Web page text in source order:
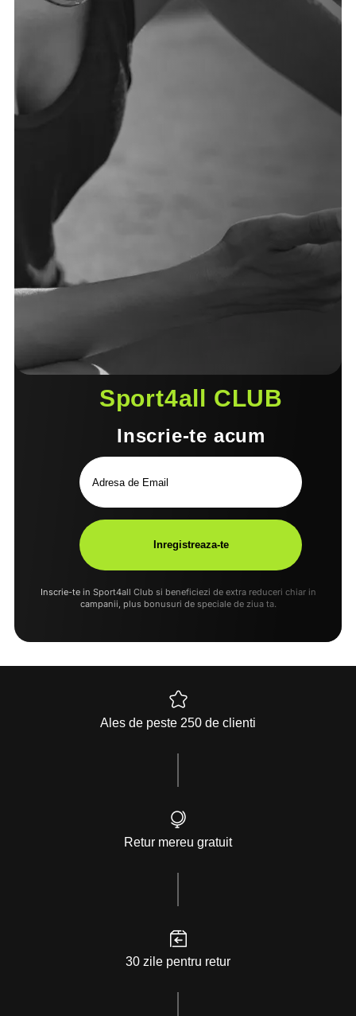
Sport4all CLUB
Inscrie-te acum
Inscrie-te in Sport4all Club si beneficiezi de extra reduceri chiar in
campanii, plus bonusuri de speciale de ziua ta.
Ales de peste 250 de clienti
Retur mereu gratuit
30 zile pentru retur